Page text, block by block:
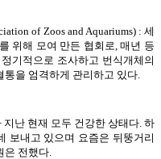
of Zoos and Aquariums) : 세
위해 모여 만든 협회로, 매년 등
기적으로 조사하고 번식개체의
을 엄격하게 관리하고 있다.
난 현재 모두 건강한 상태다. 하
보내고 있으며 요즘은 뒤뚱거리
전했다.